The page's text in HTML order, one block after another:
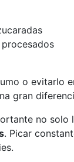
o evitarlo
gran
no solo
. Picar